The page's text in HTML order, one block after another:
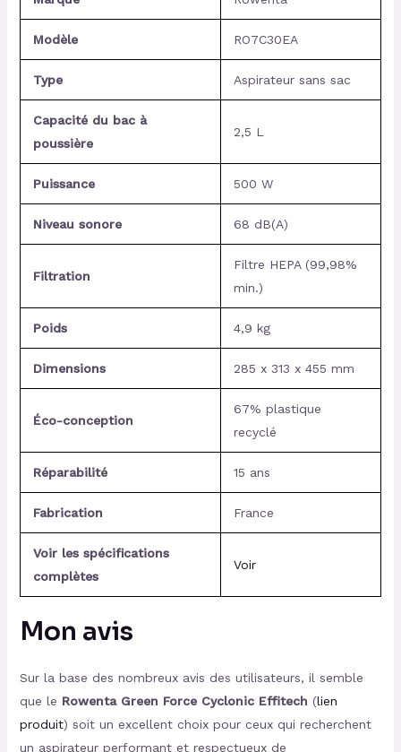
Modèle RO7C30EA
Type Aspirateur sans sac
Capacité du bac à
poussière
2,5 L
Puissance 500 W
Niveau sonore 68 dB(A)
Filtration
Filtre HEPA (99,98%
min.)
Poids 4,9 kg
Dimensions 285 x 313 x 455 mm
Éco-conception
67% plastique
recyclé
Réparabilité 15 ans
Fabrication France
Voir les spécifications
complètes
Voir
Mon avis
Sur la base des nombreux avis des utilisateurs, il semble
que le Rowenta Green Force Cyclonic Effitech (lien
produit) soit un excellent choix pour ceux qui recherchent
un aspirateur performant et respectueux de